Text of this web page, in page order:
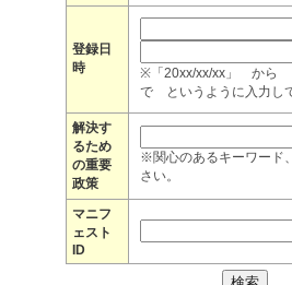
登録日
時
※「20xx/xx/xx」 から
で というように入力し
解決す
るため
の重要
政策
※関心のあるキーワード
さい。
マニフ
ェスト
ID